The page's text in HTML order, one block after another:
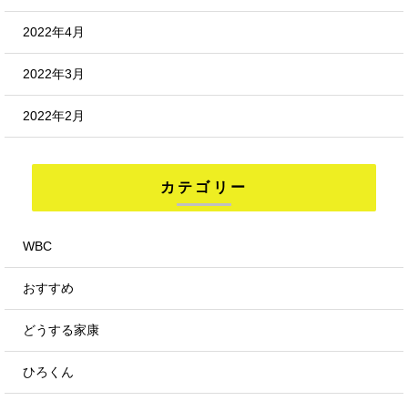
2022年4月
2022年3月
2022年2月
カテゴリー
WBC
おすすめ
どうする家康
ひろくん